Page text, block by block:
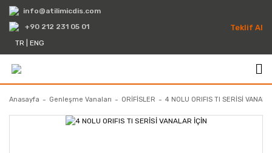
info@atilimicdis.com
+90 212 231 05 01
TR
ENG
Teklif Al
Anasayfa Genleşme Vanaları ORİFİSLER 4 NOLU ORIFIS TI SERİSİ